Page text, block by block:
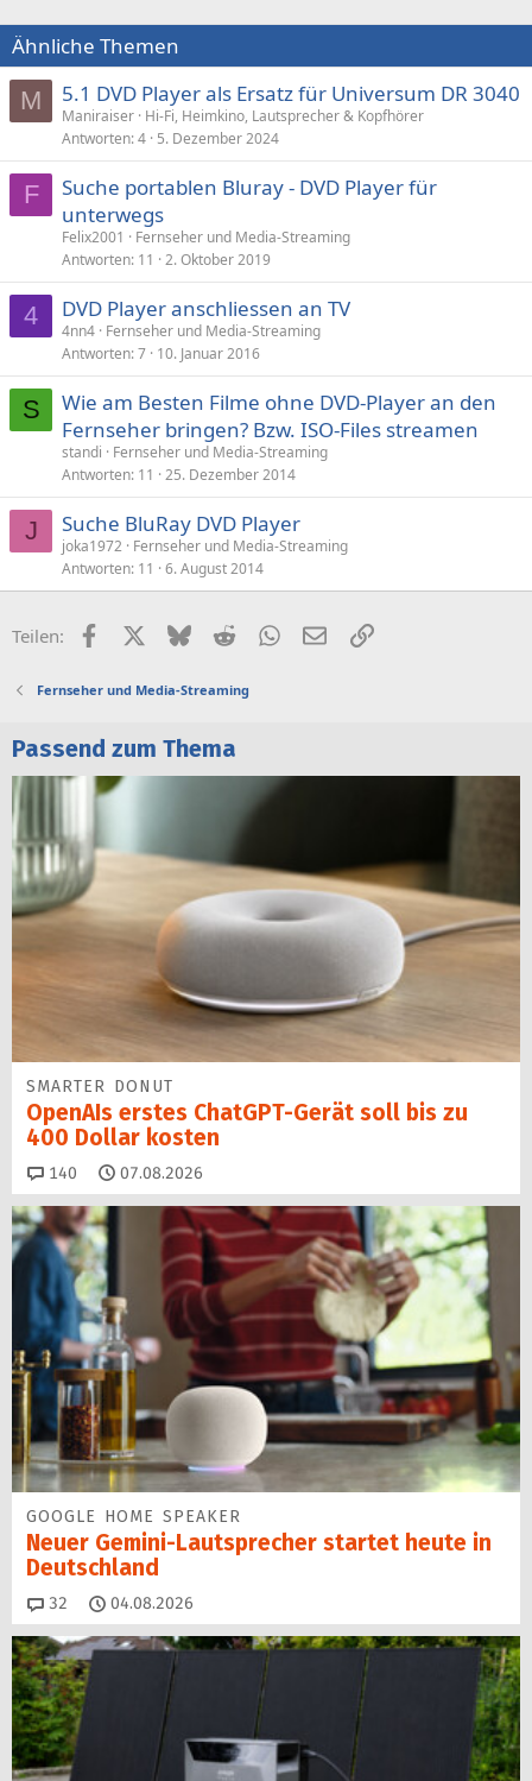
Ähnliche Themen
M 5.1 DVD Player als Ersatz für Universum DR 3040
Maniraiser Hi-Fi, Heimkino, Lautsprecher & Kopfhörer
Antworten 4 5. Dezember 2024
F
Suche portablen Bluray - DVD Player für
unterwegs
Felix2001
Fernseher und Media-Streaming
Antworten 11 2. Oktober 2019
4 DVD Player anschliessen an TV
4nn4 Fernseher und Media-Streaming
Antworten 7 10. Januar 2016
S
Wie am Besten Filme ohne DVD-Player an den
Fernseher bringen? Bzw. ISO-Files streamen
standi
Fernseher und Media-Streaming
Antworten 11 25. Dezember 2014
J Suche BluRay DVD Player
joka1972 Fernseher und Media-Streaming
Antworten 11 6. August 2014
Teilen: FacebookX (Twitter)
BlueskyRedditWhatsApp
E-MailLink
Fernseher und Media-Streaming
Passend zum Thema
SMARTER DONUT
OpenAIs erstes ChatGPT-Gerät soll bis zu
400 Dollar kosten
140 Kommentare
07.08.2026
GOOGLE HOME SPEAKER
Neuer Gemini-Laut­spre­cher startet heu­te in
Deutschland
32 Kommentare
04.08.2026